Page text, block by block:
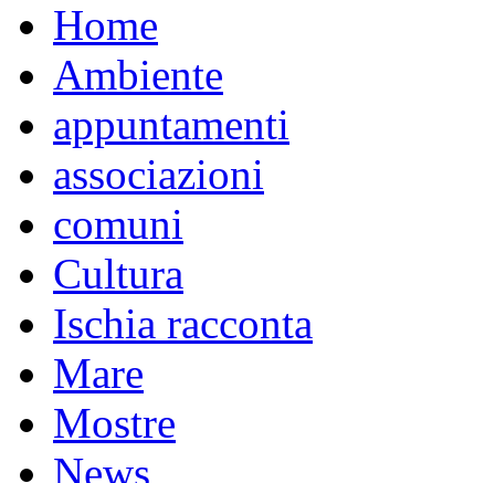
Home
Ambiente
appuntamenti
associazioni
comuni
Cultura
Ischia racconta
Mare
Mostre
News